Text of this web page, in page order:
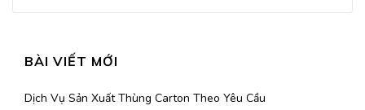
BÀI VIẾT MỚI
Dịch Vụ Sản Xuất Thùng Carton Theo Yêu Cầu